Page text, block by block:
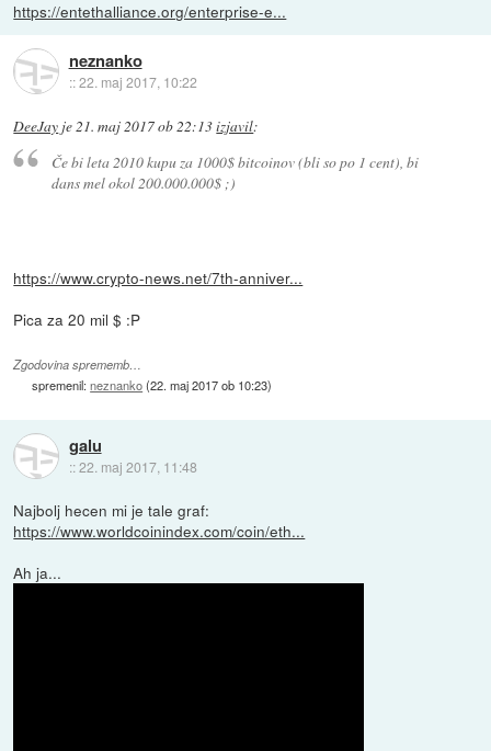
https://entethalliance.org/enterprise-e...
neznanko
::22. maj 2017, 10:22
DeeJay je21. maj 2017 ob 22:13izjavil:
Če bi leta 2010 kupu za 1000$ bitcoinov (bli so po 1 cent), bi
dans mel okol 200.000.000$ ;)
https://www.crypto-news.net/7th-anniver...
Pica za 20 mil $ :P
Zgodovina sprememb…
spremenil:neznanko(22. maj 2017 ob 10:23)
galu
::22. maj 2017, 11:48
Najbolj hecen mi je tale graf:
https://www.worldcoinindex.com/coin/eth...
Ah ja...